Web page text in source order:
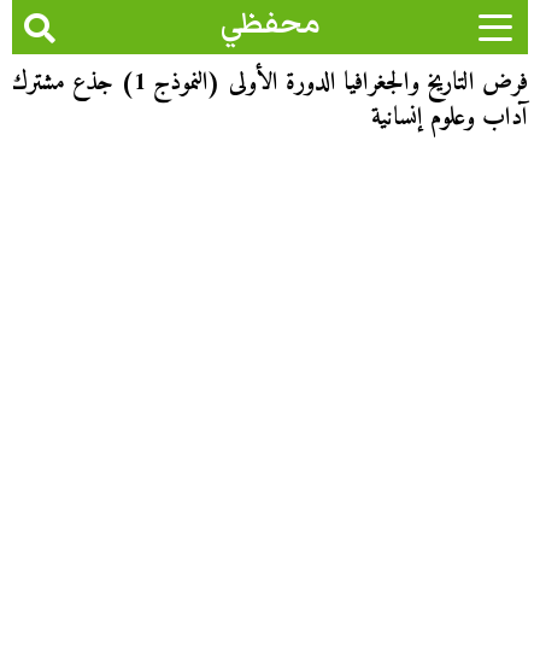
محفظي
فرض التاريخ والجغرافيا الدورة الأولى (النموذج 1) جذع مشترك
آداب وعلوم إنسانية